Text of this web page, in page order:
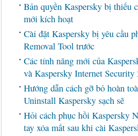
Bản quyền Kaspersky bị thiếu
mới kích hoạt
Cài đặt Kaspersky bị yêu cầu
Removal Tool trước
Các tính năng mới của
và Kaspersky Internet Security
Hướng dẫn cách gỡ bỏ hoàn
Uninstall Kaspersky sạch sẽ
Hỏi cách phục hồi Kaspersky
tay xóa mất sau khi cài